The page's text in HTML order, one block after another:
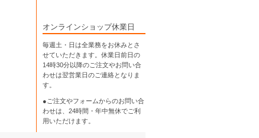
オンラインショップ休業日
毎週土・日は全業務をお休みとさ
せていただきます。休業日前日の
14時30分以降のご注文やお問い合
わせは翌営業日のご連絡となりま
す。
●ご注文やフォームからのお問い合
わせは、 24時間・年中無休でご利
用いただけます。